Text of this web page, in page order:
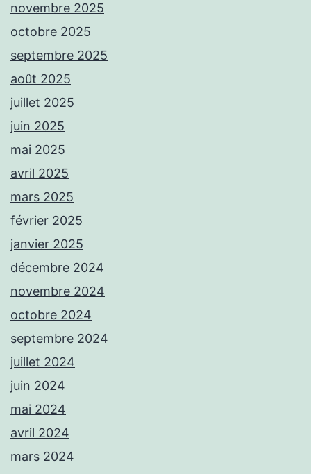
novembre 2025
octobre 2025
septembre 2025
août 2025
juillet 2025
juin 2025
mai 2025
avril 2025
mars 2025
février 2025
janvier 2025
décembre 2024
novembre 2024
octobre 2024
septembre 2024
juillet 2024
juin 2024
mai 2024
avril 2024
mars 2024